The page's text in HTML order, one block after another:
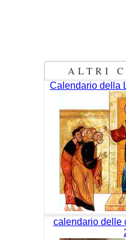
ALTRI
Calendario della
calendario delle